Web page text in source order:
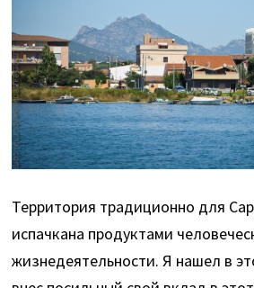
Территория традиционно для
испачкана продуктами
жизнедеятельности. Я нашел в